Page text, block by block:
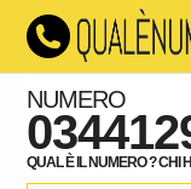
NUMERO
QUAL È IL NUMERO ? CHI